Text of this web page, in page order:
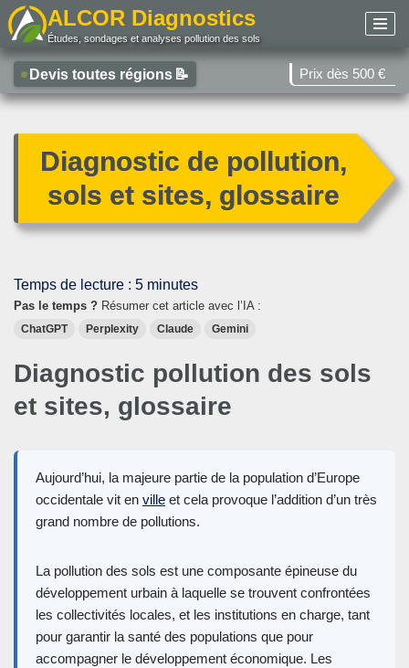
au
contenu
ALCOR Diagnostics
Études, sondages et analyses pollution des sols
Devis toutes régions 📝 Prix dès 500 €
Diagnostic de pollution,
sols et sites, glossaire
Temps de lecture : 5 minutes
Pas le temps ? Résumer cet article avec l’IA :
ChatGPT Perplexity Claude Gemini
Diagnostic pollution des sols
et sites, glossaire
Aujourd’hui, la majeure partie de la population d’Europe
occidentale vit en ville et cela provoque l’addition d’un très
grand nombre de pollutions.
La pollution des sols est une composante épineuse du
développement urbain à laquelle se trouvent confrontées
les collectivités locales, et les institutions en charge, tant
pour garantir la santé des populations que pour
accompagner le développement économique. Les